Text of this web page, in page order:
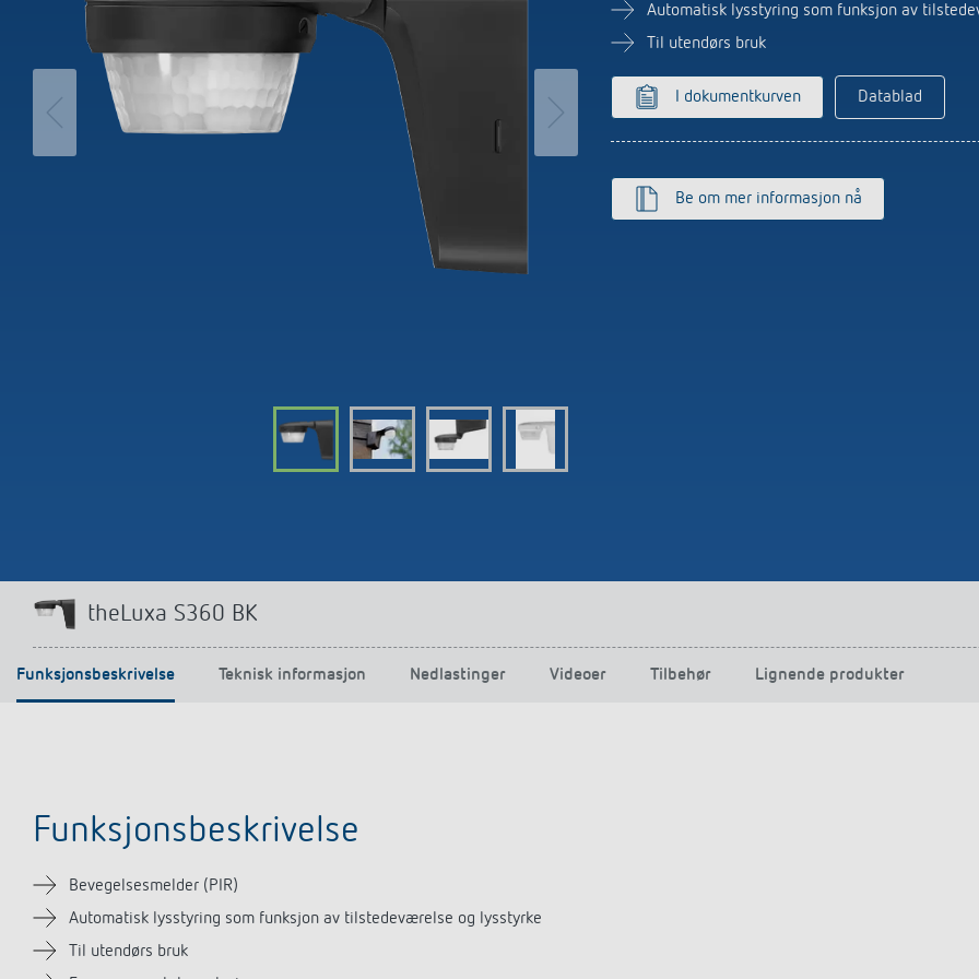
theLeda D
Learn more
Tidsbryter for trappebelysning
Sensorikk
Automatisk lysstyring som funksjon av
Til utendørs bruk
I dokumentkurven Datablad
Be om mer informasjon nå
theLuxa S360 BK
Funksjonsbeskrivelse Teknisk informasjon Nedlastinger Videoer Tilbehør Lignende produkter
Funksjonsbeskrivelse
Bevegelsesmelder (PIR)
Automatisk lysstyring som funksjon av tilstedeværelse og lysstyrke
Til utendørs bruk